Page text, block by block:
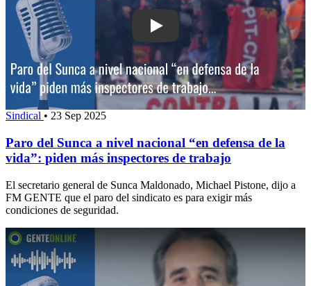
Play: Paro del Sunca a nivel nacional
Sindical • 23 Sep 2025
Paro del Sunca a nivel nacional “en defensa de la
vida”: piden más inspectores de trabajo
El secretario general de Sunca Maldonado, Michael Pistone, dijo a
FM GENTE que el paro del sindicato es para exigir más
condiciones de seguridad.